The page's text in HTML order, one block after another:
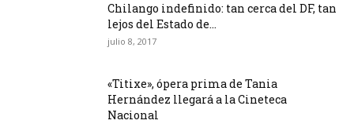
Chilango indefinido: tan cerca del DF, tan
lejos del Estado de...
julio 8, 2017
«Titixe», ópera prima de Tania
Hernández llegará a la Cineteca
Nacional